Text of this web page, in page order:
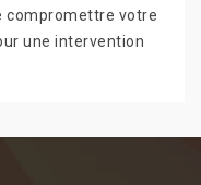
compromettre votre
une intervention